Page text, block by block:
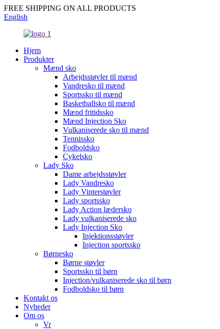
FREE SHIPPING ON ALL PRODUCTS
English
Hjem
Produkter
Mænd sko
Arbejdsstøvler til mænd
Vandresko til mænd
Sportssko til mænd
Basketballsko til mænd
Mænd fritidssko
Mænd Injection Sko
Vulkaniserede sko til mænd
Tennissko
Fodboldsko
Cykelsko
Lady Sko
Dame arbejdsstøvler
Lady Vandresko
Lady Vinterstøvler
Lady sportssko
Lady Action lædersko
Lady vulkaniserede sko
Lady Injection Sko
Injektionsstøvler
Injection sportssko
Børnesko
Børne støvler
Sportssko til børn
Injection/vulkaniserede sko til børn
Fodboldsko til børn
Kontakt os
Nyheder
Om os
Vr